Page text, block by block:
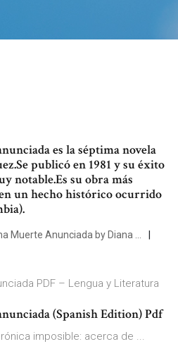
es la séptima novela
publicó en 1981 y su éxito
notable.Es su obra más
un hecho histórico ocurrido
Muerte Anunciada by Diana ...
PDF – Lengua y Literatura
(Spanish Edition) Pdf
imposible: acerca de ...